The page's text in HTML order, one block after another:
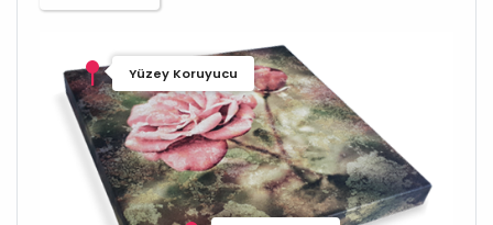
Yüzey Koruyucu